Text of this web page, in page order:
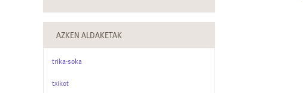
AZKEN ALDAKETAK
trika-soka
txikot